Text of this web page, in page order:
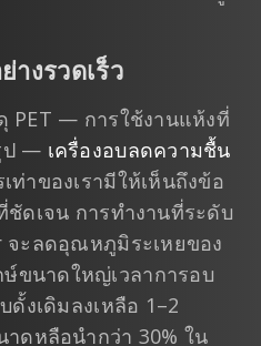
างรวดเร็ว
PET — การใช้งานแห้งที่
ป — เครื่องอบลดความชื้น
ท่าของเรามีให้เห็นถึงข้อ
ดเจน การทำงานที่ระดับ
ะลดอุณหภูมิระเหยของ
ขนาดใหญ่เวลาการอบ
งเดิมลงเหลือ 1–2
ดหลือนำกว่า 30% ใน